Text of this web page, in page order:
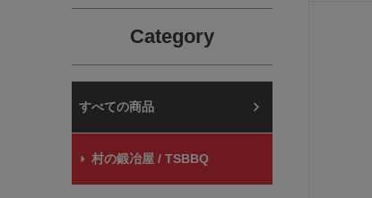
Category
村の鍛冶屋本店
村の鍛冶屋 / TSBBQ